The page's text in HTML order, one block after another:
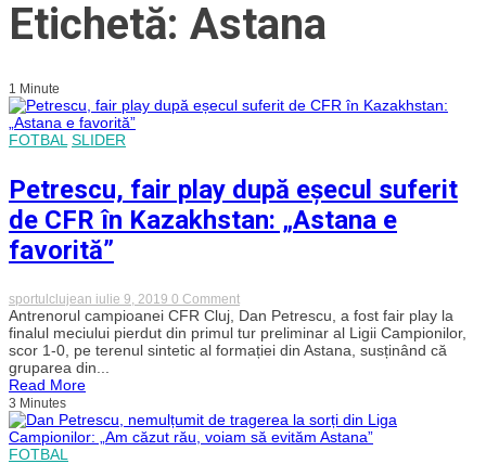
Etichetă: Astana
1 Minute
FOTBAL SLIDER
Petrescu, fair play după eșecul suferit
de CFR în Kazakhstan: „Astana e
favorită”
sportulclujean iulie 9, 2019 0 Commenton
Petrescu,
fair
play
după
CFR
în
Kazakhstan:
Antrenorul campioanei CFR Cluj, Dan Petrescu, a fost fair play la
finalul meciului pierdut din primul tur preliminar al Ligii Campionilor,
scor 1-0, pe terenul sintetic al formației din Astana, susținând că
gruparea din...
Read More
3 Minutes
FOTBAL